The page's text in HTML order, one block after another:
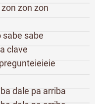
zon zon
sabe sabe
clave
dale pa arriba